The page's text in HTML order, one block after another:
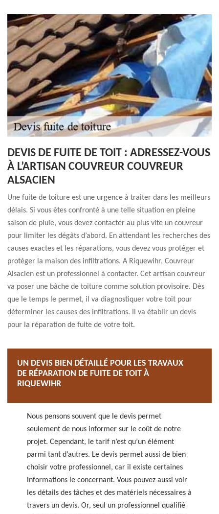
DEVIS DE FUITE DE TOIT : ADRESSEZ-VOUS
À L’ARTISAN COUVREUR COUVREUR
ALSACIEN
Une fuite de toiture est une urgence à traiter dans les meilleurs
délais. Si vous êtes confronté à une telle situation en pleine
saison de pluie, vous devez contacter au plus vite un couvreur
pour limiter les dégâts d’abord. En attendant les recherches des
causes exactes et les réparations, vous devez vous protéger et
protéger la maison des infiltrations. A Riquewihr, Couvreur
Alsacien est un professionnel à contacter. Cet artisan couvreur
va poser une bâche de toiture comme solution provisoire. Dès
que le temps le permet, il va diagnostiquer votre toit pour
déterminer les causes des infiltrations. Il va établir un devis
pour la réparation de fuite de votre toit.
UN DEVIS BIEN DÉTAILLÉ POUR LES TRAVAUX
DE RÉPARATION DE FUITE DE TOIT À
RIQUEWIHR
Nous pensons souvent que le devis permet
seulement de nous informer sur le coût de notre
projet. Cependant, le tarif n’est qu’un élément
parmi tant d’autres. Le devis permet aussi de bien
choisir votre professionnel, car il existe certaines
informations le concernant. Vous pouvez aussi voir
les détails des tâches et des matériels nécessaires à
travers un devis. Or, seul un professionnel qualifié